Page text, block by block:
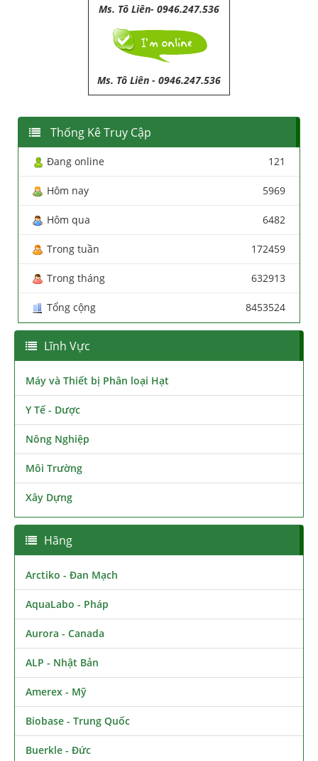
Ms. Tô Liên- 0946.247.536
Ms. Tô Liên - 0946.247.536
Thống Kê Truy Cập
Đang online 121
Hôm nay 5969
Hôm qua 6482
Trong tuần 172459
Trong tháng 632913
Tổng cộng 8453524
Lĩnh Vực
Máy và Thiết bị Phân loại Hạt
Y Tế - Dược
Nông Nghiệp
Môi Trường
Xây Dựng
Hãng
Arctiko - Đan Mạch
AquaLabo - Pháp
Aurora - Canada
ALP - Nhật Bản
Amerex - Mỹ
Biobase - Trung Quốc
Buerkle - Đức